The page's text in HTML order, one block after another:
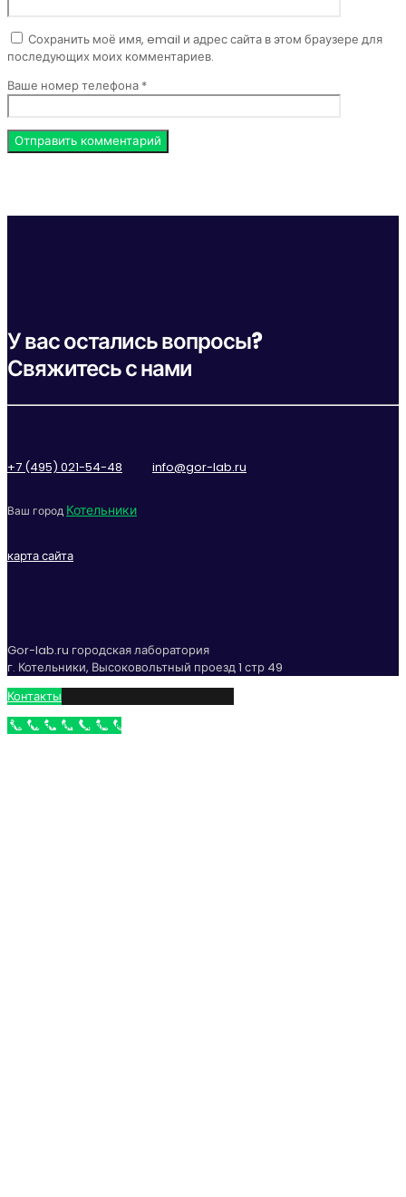
Сохранить моё имя, email и адрес сайта в этом браузере для
последующих моих комментариев.
Ваше номер телефона *
У вас остались вопросы?
Свяжитесь с нами
+7 (495) 021-54-48 info@gor-lab.ru
Ваш город Котельники
карта сайта
Gor-lab.ru городская лаборатория
г. Котельники, Высоковольтный проезд 1 стр 49
Контакты
Бесплатный звонок